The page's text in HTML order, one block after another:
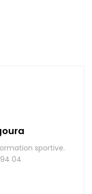
sportive.
04